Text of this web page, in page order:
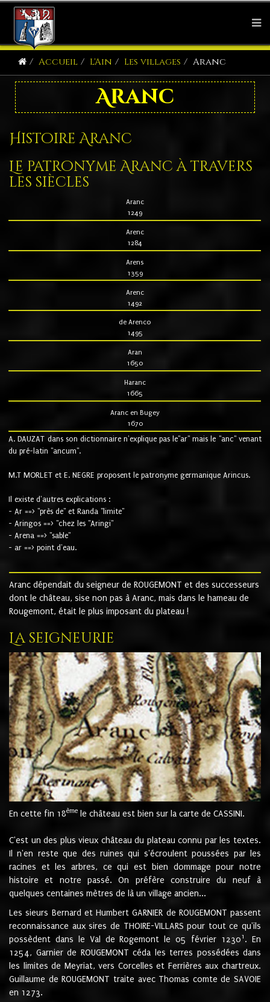
Accueil L'Ain Les villages Aranc
Aranc
Histoire Aranc
Le patronyme Aranc à travers
les siècles
Aranc
1249
Arenc
1284
Arens
1359
Arenc
1492
de Arenco
1495
Aran
1650
Haranc
1665
Aranc en Bugey
1670
A. DAUZAT dans son dictionnaire n'explique pas le"ar" mais le "anc" venant
du pré-latin "ancum".
M.T MORLET et E. NEGRE proposent le patronyme germanique Arincus.
Il existe d'autres explications :
- Ar ==> "près de" et Randa "limite"
- Aringos ==> "chez les "Aringi"
- Arena ==> "sable"
- ar ==> point d'eau.
Aranc dépendait du seigneur de ROUGEMONT et des successeurs
dont le château, sise non pas à Aranc, mais dans le hameau de
Rougemont, était le plus imposant du plateau !
La seigneurie
En cette fin 18ème le château est bien sur la carte de CASSINI.
C'est un des plus vieux château du plateau connu par les textes.
Il n'en reste que des ruines qui s'écroulent poussées par les
racines et les arbres, ce qui est bien dommage pour notre
histoire et notre passé. On préfère construire du neuf à
quelques centaines mètres de là un village ancien...
Les sieurs Bernard et Humbert GARNIER de ROUGEMONT passent
reconnaissance aux sires de THOIRE-VILLARS pour tout ce qu'ils
possèdent dans le Val de Rogemont le 05 février 12301 . En
1254, Garnier de ROUGEMONT céda les terres possédées dans
les limites de Meyriat, vers Corcelles et Ferrières aux chartreux.
Guillaume de ROUGEMONT traite avec Thomas comte de SAVOIE
en 1273.